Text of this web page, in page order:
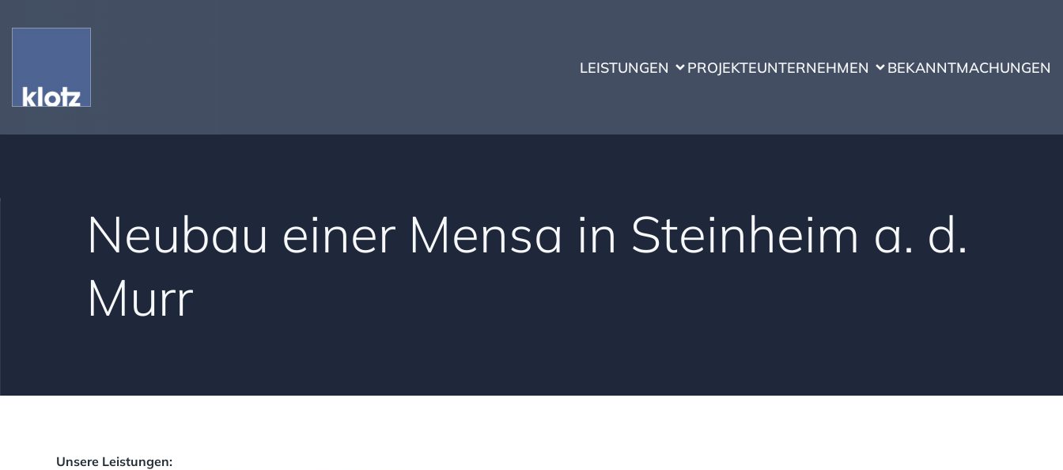
LEISTUNGEN PROJEKTEUNTERNEHMEN BEKANNTMACHUNGEN
Neubau einer Mensa in Steinheim a. d.
Murr
Unsere Leistungen: